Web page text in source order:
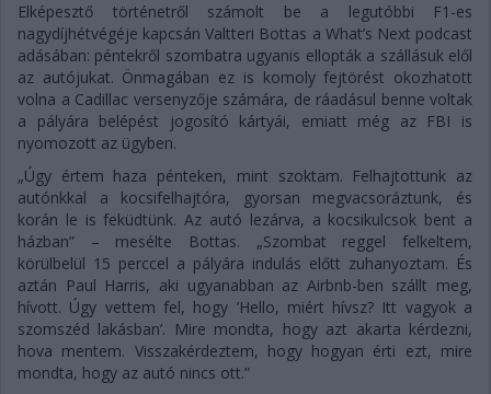
Elképesztő történetről számolt be a legutóbbi F1-es
nagydíjhétvégéje kapcsán Valtteri Bottas a What’s Next podcast
adásában: péntekről szombatra ugyanis ellopták a szállásuk elől
az autójukat. Önmagában ez is komoly fejtörést okozhatott
volna a Cadillac versenyzője számára, de ráadásul benne voltak
a pályára belépést jogosító kártyái, emiatt még az FBI is
nyomozott az ügyben.
„Úgy értem haza pénteken, mint szoktam. Felhajtottunk az
autónkkal a kocsifelhajtóra, gyorsan megvacsoráztunk, és
korán le is feküdtünk. Az autó lezárva, a kocsikulcsok bent a
házban” – mesélte Bottas. „Szombat reggel felkeltem,
körülbelül 15 perccel a pályára indulás előtt zuhanyoztam. És
aztán Paul Harris, aki ugyanabban az Airbnb-ben szállt meg,
hívott. Úgy vettem fel, hogy ’Hello, miért hívsz? Itt vagyok a
szomszéd lakásban’. Mire mondta, hogy azt akarta kérdezni,
hova mentem. Visszakérdeztem, hogy hogyan érti ezt, mire
mondta, hogy az autó nincs ott.”